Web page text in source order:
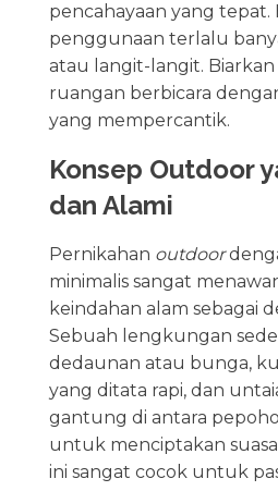
pencahayaan yang tepat.
penggunaan terlalu
atau langit-langit.
ruangan berbicara
yang mempercantik.
Konsep Outdoor
dan Alami
Pernikahan outdoor
minimalis sangat
keindahan alam sebagai
Sebuah lengkungan
dedaunan atau bunga,
yang ditata rapi, dan
gantung di antara
untuk menciptakan
ini sangat cocok untuk